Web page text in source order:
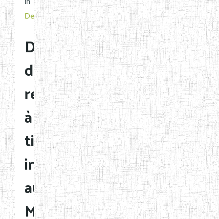
Decisions
Désignation
de
responsables
à
titre
intérimaire
au
MINESEC